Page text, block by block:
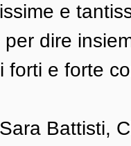
e
dire
forti e forte
Battisti,